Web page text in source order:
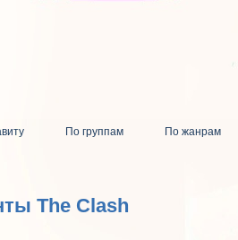
По группам По жанрам
The Clash